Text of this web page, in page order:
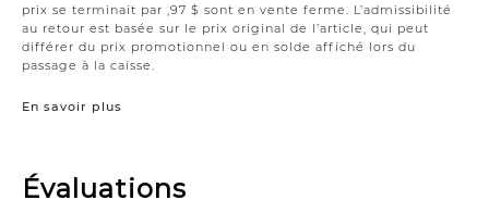
prix se terminait par ,97 $ sont en vente ferme. L’admissibilité
au retour est basée sur le prix original de l’article, qui peut
différer du prix promotionnel ou en solde affiché lors du
passage à la caisse.
En savoir plus